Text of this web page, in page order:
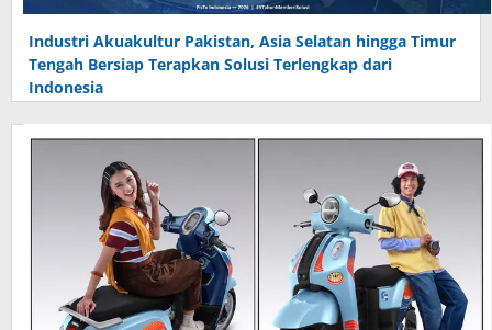
Industri Akuakultur Pakistan, Asia Selatan hingga Timur
Tengah Bersiap Terapkan Solusi Terlengkap dari
Indonesia